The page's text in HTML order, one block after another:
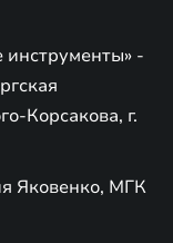
-
Корсакова, г.
Яковенко, МГК